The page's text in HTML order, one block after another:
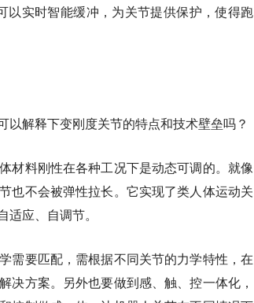
以实时智能缓冲，为关节提供保护，使得跑
解释下变刚度关节的特点和技术壁垒吗？
材料刚性在各种工况下是动态可调的。就像
也不会被弹性拉长。它实现了类人体运动关
应、自调节。
需要匹配，需根据不同关节的力学特性，在
决方案。另外也要做到感、触、控一体化，